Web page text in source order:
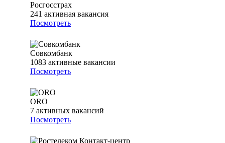
Росгосстрах
241 активная вакансия
Посмотреть
Совкомбанк
1083 активные вакансии
Посмотреть
ORO
7 активных вакансий
Посмотреть